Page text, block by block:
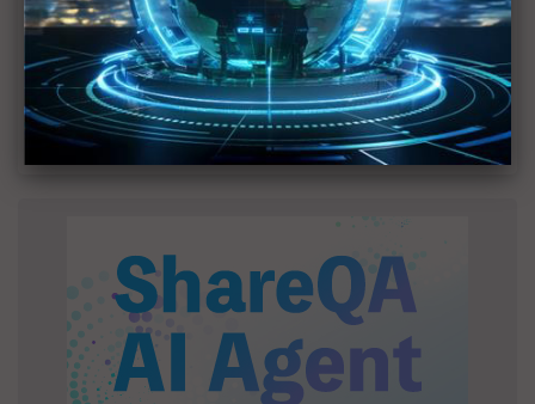
SpaceX晶片採購大轉向 Elon Musk捨超微全面
採用NVIDIA
光進銅退更明確？ 聯發科估SerDes 448G為銅
線「最終戰場」